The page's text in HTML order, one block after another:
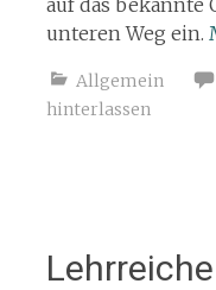
unteren Weg ein.
Allgemein
hinterlassen